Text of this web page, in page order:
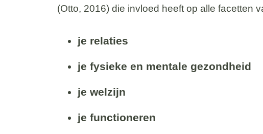
(Otto, 2016) die invloed heeft op alle facetten
je relaties
je fysieke en mentale gezondheid
je welzijn
je functioneren